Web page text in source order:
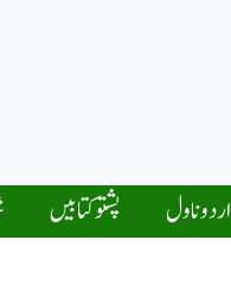
اردو ناول پشتو کتابیں